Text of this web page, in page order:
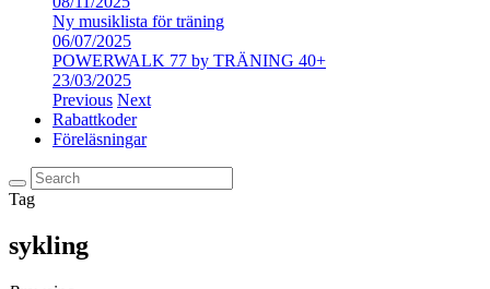
Ny musiklista för träning
06/07/2025
POWERWALK 77 by TRÄNING 40+
23/03/2025
Previous Next
Rabattkoder
Föreläsningar
Tag
sykling